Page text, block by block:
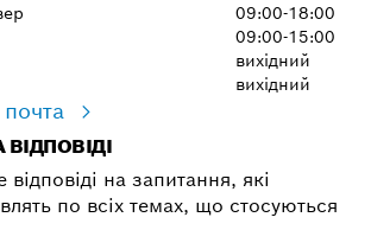
09:00-18:00
09:00-15:00
вихідний
вихідний
на запитання, які
по всіх темах, що стосуються